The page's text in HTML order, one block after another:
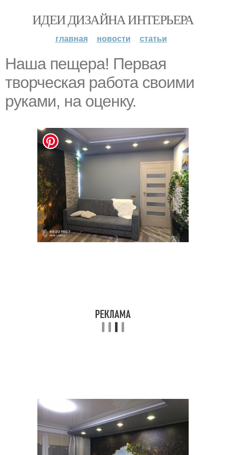
ИДЕИ ДИЗАЙНА ИНТЕРЬЕРА
главная новости статьи
Наша пещера! Первая
творческая работа своими
руками, на оценку.